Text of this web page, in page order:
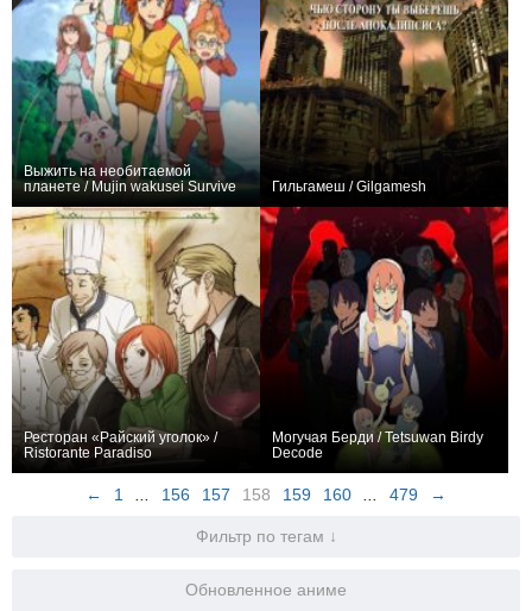
Выжить на необитаемой
планете / Mujin wakusei Survive
Гильгамеш / Gilgamesh
Ресторан «Райский уголок» /
Ristorante Paradiso
Могучая Берди / Tetsuwan Birdy
Decode
← 1 156 157 158 159 160 479 →
Фильтр по тегам ↓
Обновленное аниме